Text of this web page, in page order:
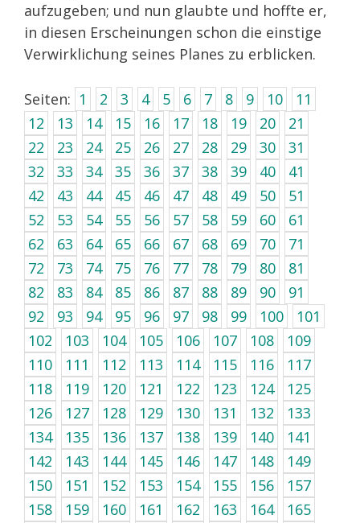
aufzugeben; und nun glaubte und hoffte er,
in diesen Erscheinungen schon die einstige
Verwirklichung seines Planes zu erblicken.
Seiten: 1 2 3 4 5 6 7 8 9 10
11
12
13 14 15 16 17 18 19 20
21
22
23 24 25 26 27 28 29 30
31
32
33 34 35 36 37 38 39 40
41
42
43 44 45 46 47 48 49 50
51
52
53 54 55 56 57 58 59 60
61
62
63 64 65 66 67 68 69 70
71
72
73 74 75 76 77 78 79 80
81
82
83 84 85 86 87 88 89 90
91
92
93 94 95 96 97 98 99 100
101
102
103 104 105 106 107 108
109
110
111 112 113 114 115 116
117
118
119 120 121 122 123 124
125
126
127 128 129 130 131 132
133
134
135 136 137 138 139 140
141
142
143 144 145 146 147 148
149
150
151 152 153 154 155 156
157
158
159 160 161 162 163 164
165